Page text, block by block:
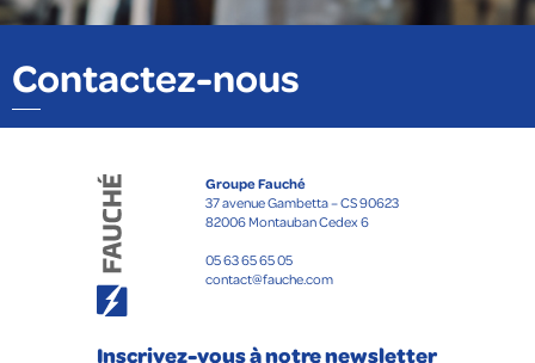
Contactez-nous
Groupe Fauché
37 avenue Gambetta – CS 90623
82006 Montauban Cedex 6
05 63 65 65 05
contact@fauche.com
Inscrivez-vous à notre newsletter